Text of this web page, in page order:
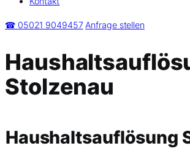
☎ 05021 9049457 Anfrage stellen
Stolzenau
Haushaltsauflösung